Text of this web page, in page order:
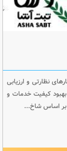
نظارتی و ارزیابی
کیفیت خدمات و
بر اساس شاخ...